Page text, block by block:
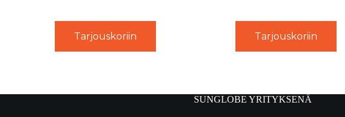
Tarjouskoriin Tarjouskoriin
SUNGLOBE YRITYKSENÄ